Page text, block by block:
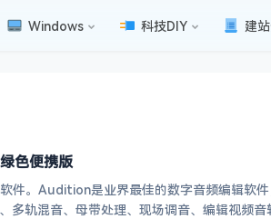
Windows 科技DIY 建
色便携版
。Audition是业界最佳的数字音频编辑软
多轨混音、母带处理、现场调音、编辑视频